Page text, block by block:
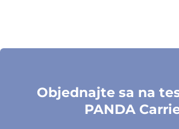
Objednajte sa na
PANDA